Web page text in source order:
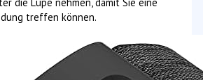
treffen können.